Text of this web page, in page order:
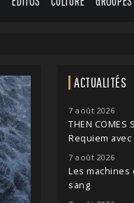
ACTUALITÉS
7 août 2026
THEN
Requiem
7 août 2026
Les machines
sang